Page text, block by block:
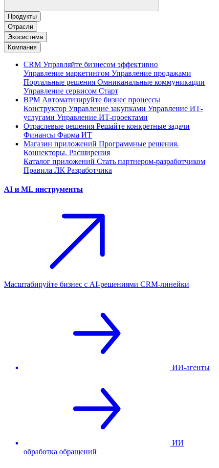
Продукты
Отрасли
Экосистема
Компания
CRM Управляйте бизнесом эффективно
Управление маркетингом Управление продажами
Портальные решения Омниканальные коммуникации
Управление сервисом Старт
BPM Автоматизируйте бизнес процессы
Конструктор Управление закупками Управление ИТ-
услугами Управление ИТ-проектами
Отраслевые решения Решайте конкретные задачи
Финансы Фарма ИТ
Магазин приложений Программные решения.
Коннекторы. Расширения
Каталог приложений Стать партнером-разработчиком
Правила ЛК Разработчика
AI и ML инструменты
Масштабируйте бизнес с AI‑решениями CRM‑линейки
ИИ-агенты
ИИ
обработка обращений